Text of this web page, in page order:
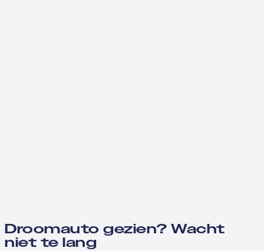
Droomauto gezien? Wacht
niet te lang